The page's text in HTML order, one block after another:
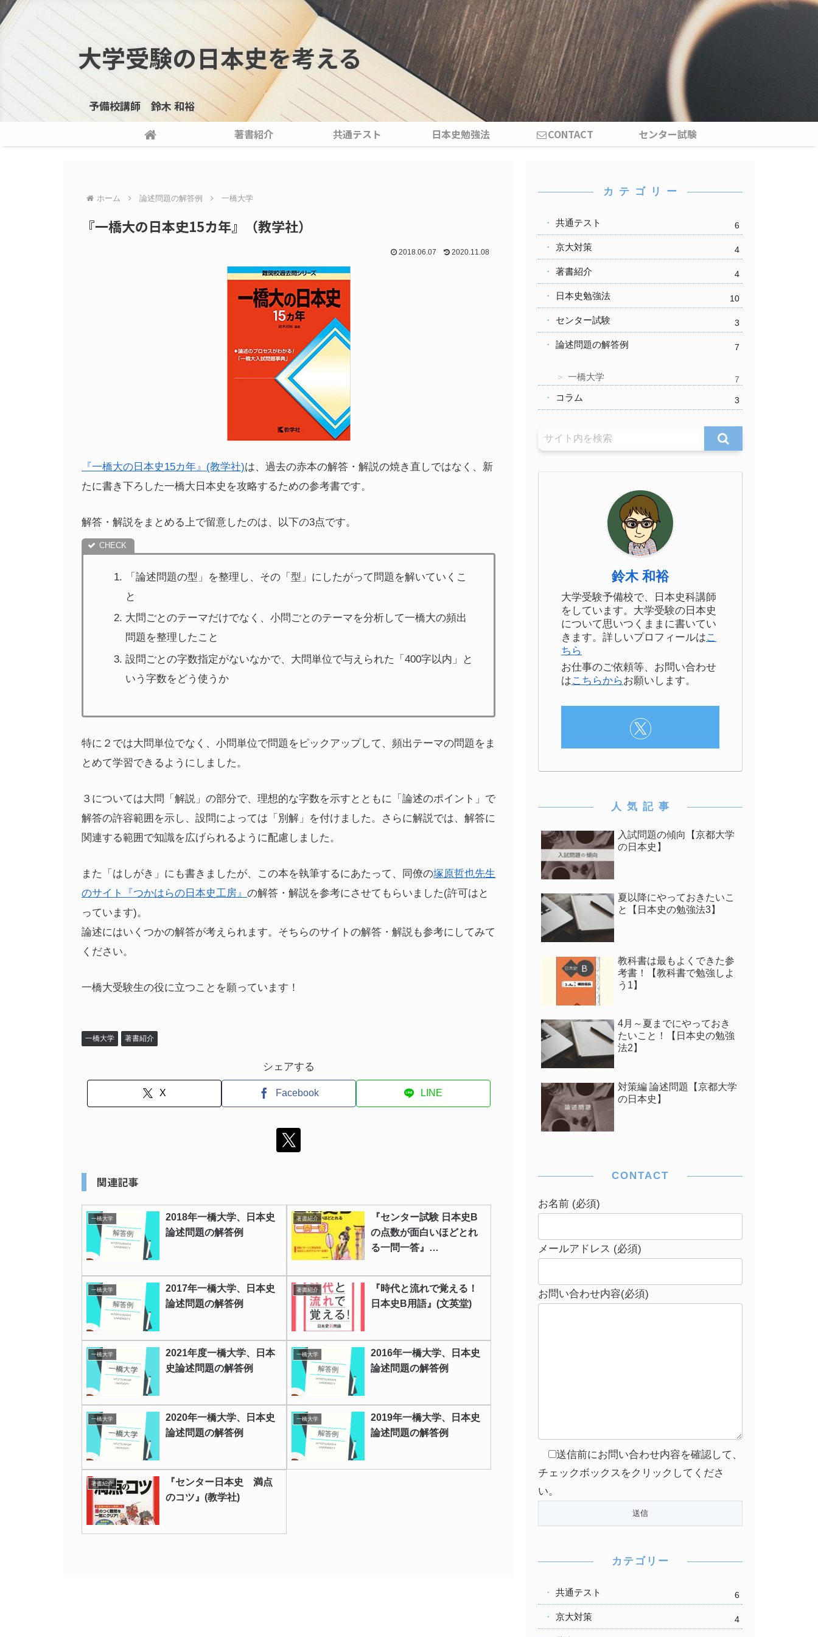
大学受験の日本史を考える
予備校講師 鈴木 和裕
著書紹介 共通テスト 日本史勉強法 CONTACT センター試験
ホーム 論述問題の解答例 一橋大学
『一橋大の日本史15カ年』（教学社）
2018.06.07 2020.11.08
『一橋大の日本史15カ年』(教学社)は、過去の赤本の解答・解説の焼き直しではなく、新
たに書き下ろした一橋大日本史を攻略するための参考書です。
解答・解説をまとめる上で留意したのは、以下の3点です。
「論述問題の型」を整理し、その「型」にしたがって問題を解いていくこ
と
大問ごとのテーマだけでなく、小問ごとのテーマを分析して一橋大の頻出
問題を整理したこと
設問ごとの字数指定がないなかで、大問単位で与えられた「400字以内」と
いう字数をどう使うか
特に２では大問単位でなく、小問単位で問題をピックアップして、頻出テーマの問題をま
とめて学習できるようにしました。
３については大問「解説」の部分で、理想的な字数を示すとともに「論述のポイント」で
解答の許容範囲を示し、設問によっては「別解」を付けました。さらに解説では、解答に
関連する範囲で知識を広げられるように配慮しました。
また「はしがき」にも書きましたが、この本を執筆するにあたって、同僚の塚原哲也先生
のサイト『つかはらの日本史工房』 の解答・解説を参考にさせてもらいました(許可はと
っています)。
論述にはいくつかの解答が考えられます。そちらのサイトの解答・解説も参考にしてみて
ください。
一橋大受験生の役に立つことを願っています！
一橋大学 著書紹介
シェアする
X Facebook LINE
関連記事
一橋大学
2018年一橋大学、日本史
論述問題の解答例
著書紹介
『センター試験 日本史B
の点数が面白いほどとれ
る一問一答』
一橋大学
2017年一橋大学、日本史
論述問題の解答例
著書紹介
『時代と流れで覚える！
日本史B用語』(文英堂)
一橋大学
2021年度一橋大学、日本
史論述問題の解答例
一橋大学
2016年一橋大学、日本史
論述問題の解答例
一橋大学
2020年一橋大学、日本史
論述問題の解答例
一橋大学
2019年一橋大学、日本史
論述問題の解答例
著書紹介
『センター日本史 満点
のコツ』(教学社)
カ テ ゴ リ ー
共通テスト 6
京大対策 4
著書紹介 4
日本史勉強法 10
センター試験 3
論述問題の解答例 7
一橋大学 7
コラム 3
鈴木 和裕
大学受験予備校で、日本史科講師
をしています。大学受験の日本史
について思いつくままに書いてい
きます。詳しいプロフィールはこ
ちら
お仕事のご依頼等、お問い合わせ
はこちらからお願いします。 ‎
人 気 記 事
入試問題の傾向【京都大学
の日本史】
夏以降にやっておきたいこ
と【日本史の勉強法3】
教科書は最もよくできた参
考書！【教科書で勉強しよ
う1】
4月～夏までにやっておき
たいこと！【日本史の勉強
法2】
対策編 論述問題【京都大学
の日本史】
CONTACT
お名前 (必須)
メールアドレス (必須)
お問い合わせ内容(必須)
送信前にお問い合わせ内容を確認して、
チェックボックスをクリックしてくださ
い。
カテゴリー
共通テスト 6
京大対策 4